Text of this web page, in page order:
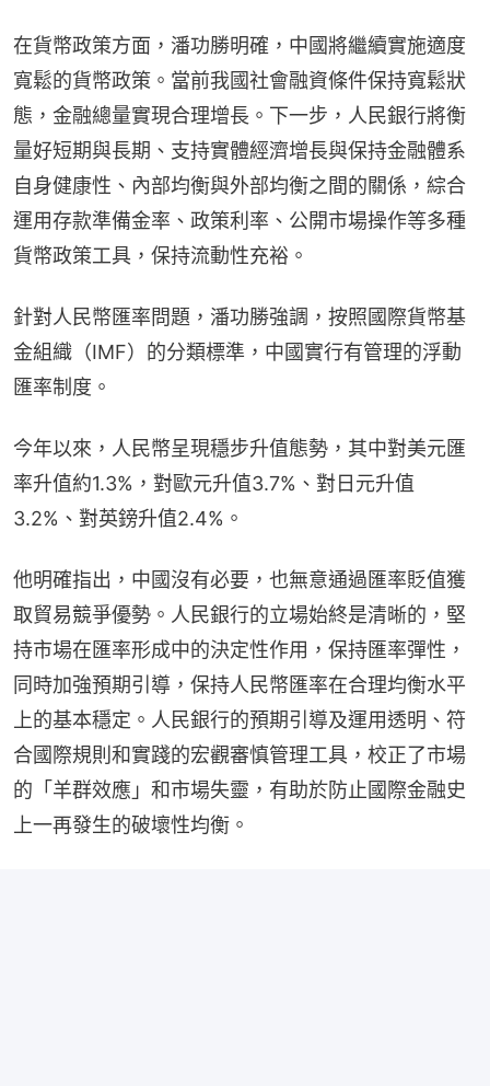
在貨幣政策方面，潘功勝明確，中國將繼續實施適度
寬鬆的貨幣政策。當前我國社會融資條件保持寬鬆狀
態，金融總量實現合理增長。下一步，人民銀行將衡
量好短期與長期、支持實體經濟增長與保持金融體系
自身健康性、內部均衡與外部均衡之間的關係，綜合
運用存款準備金率、政策利率、公開市場操作等多種
貨幣政策工具，保持流動性充裕。
針對人民幣匯率問題，潘功勝強調，按照國際貨幣基
金組織（IMF）的分類標準，中國實行有管理的浮動
匯率制度。
今年以來，人民幣呈現穩步升值態勢，其中對美元匯
率升值約1.3%，對歐元升值3.7%、對日元升值
3.2%、對英鎊升值2.4%。
他明確指出，中國沒有必要，也無意通過匯率貶值獲
取貿易競爭優勢。人民銀行的立場始終是清晰的，堅
持市場在匯率形成中的決定性作用，保持匯率彈性，
同時加強預期引導，保持人民幣匯率在合理均衡水平
上的基本穩定。人民銀行的預期引導及運用透明、符
合國際規則和實踐的宏觀審慎管理工具，校正了市場
的「羊群效應」和市場失靈，有助於防止國際金融史
上一再發生的破壞性均衡。